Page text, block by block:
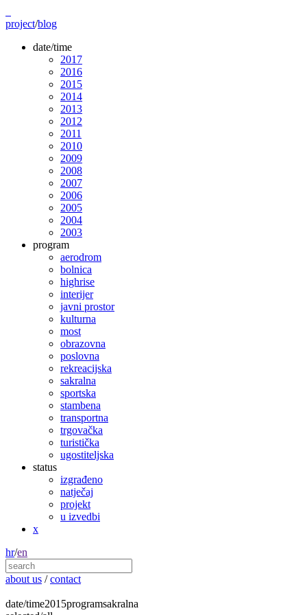
project/blog
date/time
2017
2016
2015
2014
2013
2012
2011
2010
2009
2008
2007
2006
2005
2004
2003
program
aerodrom
bolnica
highrise
interijer
javni prostor
kulturna
most
obrazovna
poslovna
rekreacijska
sakralna
sportska
stambena
transportna
trgovačka
turistička
ugostiteljska
status
izgrađeno
natječaj
projekt
u izvedbi
x
hr/en
about us / contact
date/time2015programsakralna